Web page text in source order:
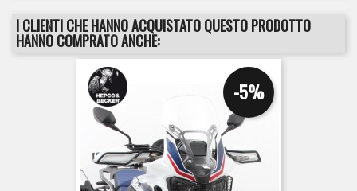
I CLIENTI CHE HANNO ACQUISTATO QUESTO PRODOTTO
HANNO COMPRATO ANCHE:
-5%